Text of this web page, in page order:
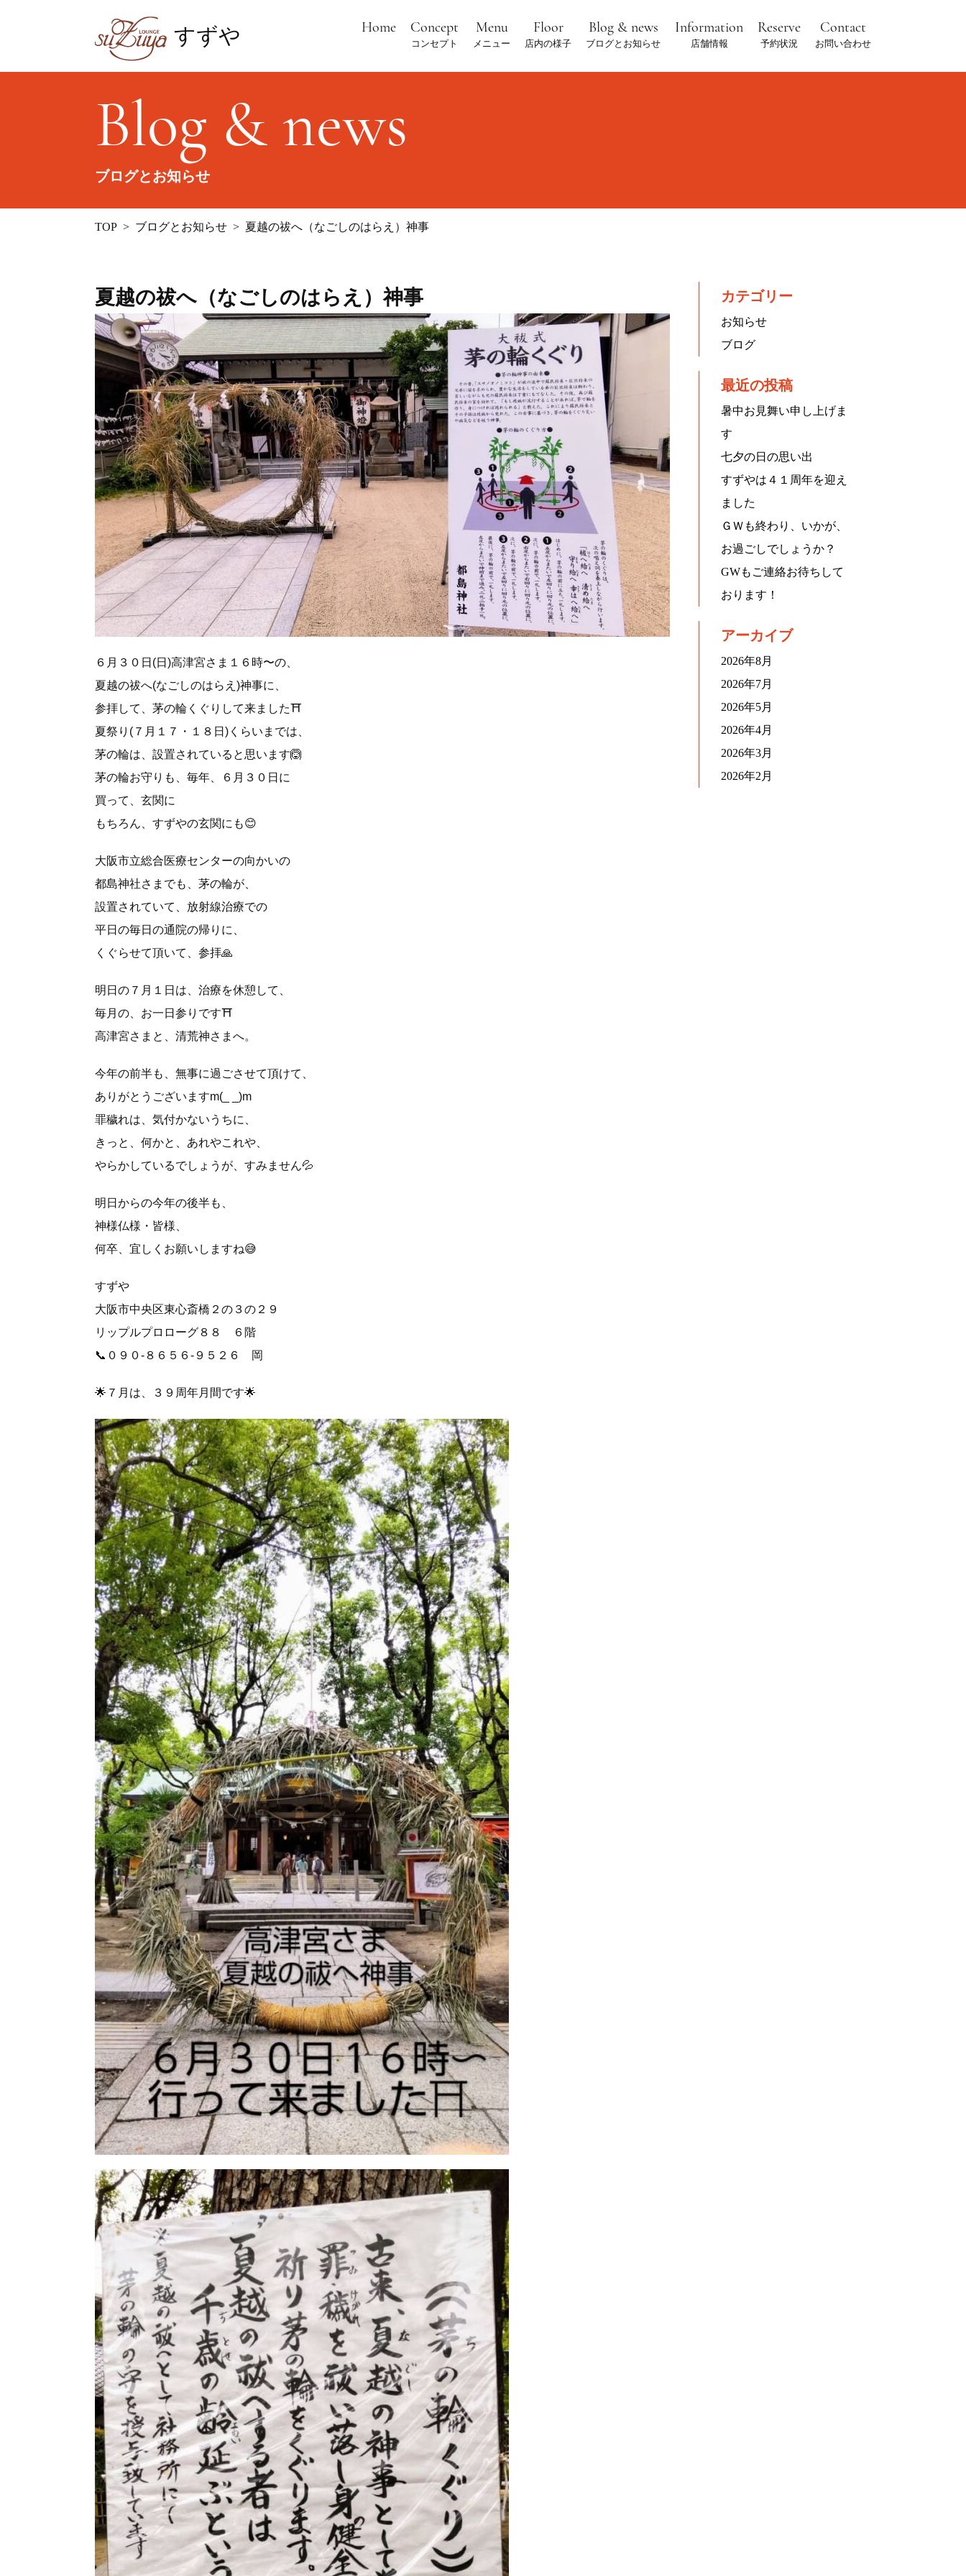
すずや Home Concept
コンセプト
Menu
メニュー
Floor
店内の様子
Blog & news
ブログとお知らせ
Information
店舗情報
Reserve
予約状況
Contact
お問い合わせ
Blog & news
ブログとお知らせ
TOP ブログとお知らせ 夏越の祓へ（なごしのはらえ）神事
夏越の祓へ（なごしのはらえ）神事
６月３０日(日)高津宮さま１６時〜の、
夏越の祓へ(なごしのはらえ)神事に、
参拝して、茅の輪くぐりして来ました⛩
夏祭り(７月１７・１８日)くらいまでは、
茅の輪は、設置されていると思います🙆
茅の輪お守りも、毎年、６月３０日に
買って、玄関に
もちろん、すずやの玄関にも😊
大阪市立総合医療センターの向かいの
都島神社さまでも、茅の輪が、
設置されていて、放射線治療での
平日の毎日の通院の帰りに、
くぐらせて頂いて、参拝🙏
明日の７月１日は、治療を休憩して、
毎月の、お一日参りです⛩
高津宮さまと、清荒神さまへ。
今年の前半も、無事に過ごさせて頂けて、
ありがとうございますm(_ _)m
罪穢れは、気付かないうちに、
きっと、何かと、あれやこれや、
やらかしているでしょうが、すみません💦
明日からの今年の後半も、
神様仏様・皆様、
何卒、宜しくお願いしますね😅
すずや
大阪市中央区東心斎橋２の３の２９
リップルプロローグ８８ ６階
📞０９０-８６５６-９５２６ 岡
🌟７月は、３９周年月間です🌟
カテゴリー
お知らせ
ブログ
最近の投稿
暑中お見舞い申し上げま
す
七夕の日の思い出
すずやは４１周年を迎え
ました
ＧＷも終わり、いかが、
お過ごしでしょうか？
GWもご連絡お待ちして
おります！
アーカイブ
2026年8月
2026年7月
2026年5月
2026年4月
2026年3月
2026年2月